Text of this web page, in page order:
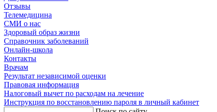
Отзывы
Телемедицина
СМИ о нас
Здоровый образ жизни
Справочник заболеваний
Онлайн-школа
Контакты
Врачам
Результат независимой оценки
Правовая информация
Налоговый вычет по расходам на лечение
Инструкция по восстановлению пароля в личный кабинет